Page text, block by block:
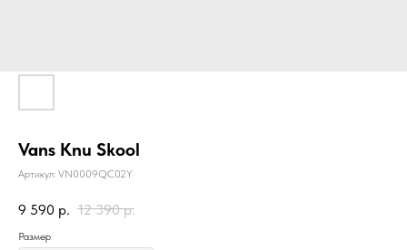
Vans Knu Skool
Артикул: VN0009QC02Y
9 590 р. 12 390 р.
Размер